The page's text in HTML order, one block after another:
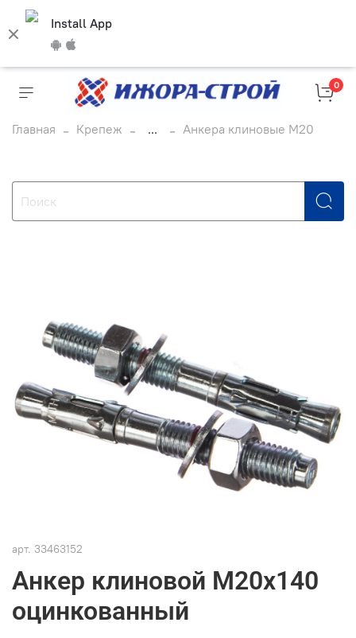
Install App
0
Главная Крепеж ... Анкера клиновые М20
арт. 33463152
Анкер клиновой М20х140
оцинкованный